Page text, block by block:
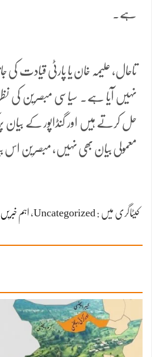
ہے۔
تاحال، علیمہ خان یا پارٹی قیادت
نہیں آیا ہے۔ سیاسی مبصرین کی
حل کرتے ہیں اور گنڈاپور کے بیان پر
معمولی بیان بھی نہیں، مبصرین اس
کیٹاگری میں : Uncategorized، اہم خبریں